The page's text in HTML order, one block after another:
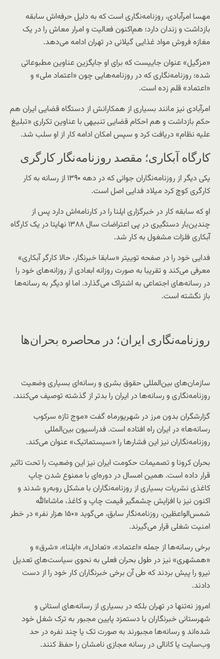
مهسا امرآبادی، روزنامه‌نگاری است که به دلیل حرفه‌اش سابقه
بازداشت و زندان دارد؛ هم‌اکنون فعالیت و امرار معاش را در یک
مغازه فروش مواد غذایی گیلانی در تهران ادامه می‌دهد.
«مزگیل» عنوان جاییست که برای او جایگزین عناوین مطبوعاتی
شده؛ روزنامه‌نگاری که در روزنامه‌هایی چون «اعتماد ملی» و
«اعتماد» قلم زده است.
امرآبادی نیز مانند بسیاری از همکارانش از دستگاه قضایی ایران هم
حکم بازداشت و هم احکام قضایی تنبیهی با عناوین تکراری «تبلیغ
علیه نظام» دریافت کرد و سپس امکان ادامه کار از او سلب شد.
کارگاه آبکاری؛ مقصد روزنامه‌نگار کارگری
یکی دیگر از روزنامه‌نگاران جوانی که در دهه ۱۳۹۰ از رسانه به کار
کارگری کوچ کرد میلاد فدایی اصل است.
او که سابقه کار در خبرگزاری ایلنا را در کارنامه‌اش دارد پس از
چندین‌بار دستگیری در پی اعتراضات سال ۱۳۸۸ نهایتا در یک کارگاه
آبکاری فلزات مشغول به کار شد.
فدایی خود را در صفحه توییتر «سابقا خبرنگار، حالا کارگر آبکاری»
معرفی می‌کند و تقریبا به صورت روزانه ابعادی از روزانه‌های خود را
در رسانه‌های اجتماعی به اشتراک می‌گذارد. اما او دیگر به رسانه‌ها
باز نگشته است.
روزنامه‌نگاری ایران؛ در محاصره بحران‌ها
سازمان‌های بین‌المللی حقوق بشری و رسانه‌ای بسیاری وضعیت
روزنامه‌نگاری و رسانه‌ها در ایران را بدتر از گذشته توصیف می‌کنند.
گزارشگران بدون مرز در شهریورماه گفت «موج تازه سرکوب
رسانه‌ها» در ایران راه افتاده است. فدراسیون بین‌المللی
روزنامه‌نگاران نیز این فشارها را «سیستماتیک» عنوان می‌کند.
بحران کرونا و تصمیمات حکومت ایران نیز این وضعیت را تحت تاثیر
قرار داده است. همین امسال در دوره‌ای با ممنوع شدن چاپ
کاغذی نشریات بسیاری از روزنامه‌نگاران با مشکل روبه‌رو شدند و
اکنون نیز با افزایش چشمگیر قیمت چاپ و کاغذ، ماشاءالله
شمس‌الواعظین،‌ روزنامه‌نگار سابق،‌ می‌گوید «۱۵۰ هزار نفر» در خطر
امنیت شغلی قرار می‌گیرند.
برخی رسانه‌ها از جمله «اعتماد»، «تعادل»،‌ «ایلنا»، «شرق» و
«همشهری» نیز در طول بحران فعلی به نحوی سیاست‌های تعدیل
نیرو را پیش بردند که طی آن برخی خبرنگاران کار خود را از دست
دادند.
امروز نه‌تنها در تهران بلکه در بسیاری از رسانه‌های استانی و
شهرستانی خبرنگاران با دستمزد پایین مجبور به ترک شغل خود
شده‌اند و رسانه‌ها مجبورند به صورت تک یا چند نفره در حد
وب‌سایت یا کانالی در رسانه مجازی نامشان را حفظ کنند.